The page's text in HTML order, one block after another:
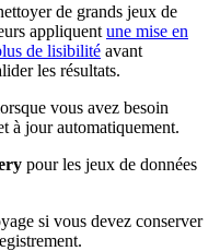
de grands jeux de
appliquent une mise en
de lisibilité avant
les résultats.
vous avez besoin
à jour automatiquement.
pour les jeux de données
si vous devez conserver